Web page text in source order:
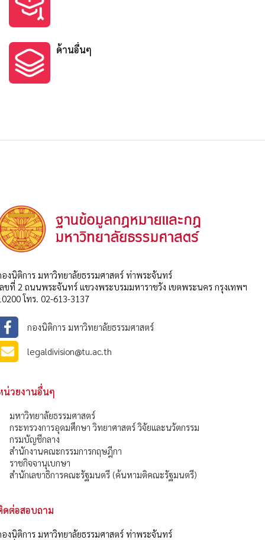
ด้านอื่นๆ
องนิติการ มหาวิทยาลัยธรรมศาสตร์ ท่าพระจันทร์
ลขที่ 2 ถนนพระจันทร์ แขวงพระบรมมหาราชวัง เขตพระนคร กรุงเทพฯ
โทร. 02-613-3137
กองนิติการ มหาวิทยาลัยธรรมศาสตร์
legaldivision@tu.ac.th
น่วยงานอื่นๆ
มหาวิทยาลัยธรรมศาสตร์
กระทรวงการอุดมศึกษา วิทยาศาสตร์ วิจัยและนวัตกรรม
กรมบัญชีกลาง
สำนักงานคณะกรรมการกฤษฎีกา
ราชกิจจานุเบกษา
สำนักเลขาธิการคณะรัฐมนตรี (ค้นหามติคณะรัฐมนตรี)
ดต่อสอบถาม
องนิติการ มหาวิทยาลัยธรรมศาสตร์ ท่าพระจันทร์